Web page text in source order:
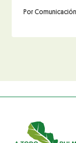
Por Comunicación